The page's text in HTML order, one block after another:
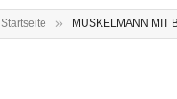
Startseite MUSKELMANN MIT